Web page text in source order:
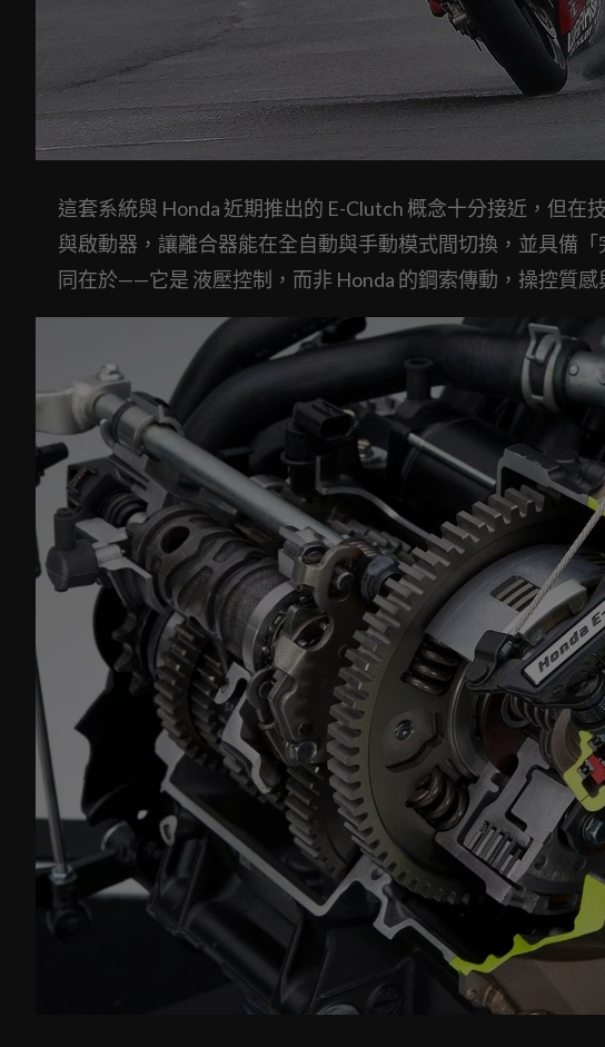
這套系統與 Honda 近期推出的 E-Clutch 概念十分接近，但
與啟動器，讓離合器能在全自動與手動模式間切換，並具備
同在於——它是 液壓控制，而非 Honda 的鋼索傳動，操控質感